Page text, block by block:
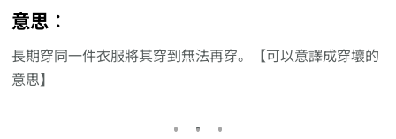
意思︰
長期穿同一件衣服將其穿到無法再穿。【可以意譯成穿壞的
意思】